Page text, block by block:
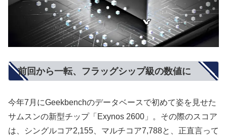
前回から一転、フラッグシップ級の数値に
今年7月にGeekbenchのデータベースで初めて姿を見せた
サムスンの新型チップ「Exynos 2600」。その際のスコア
は、シングルコア2,155、マルチコア7,788と、正直言って